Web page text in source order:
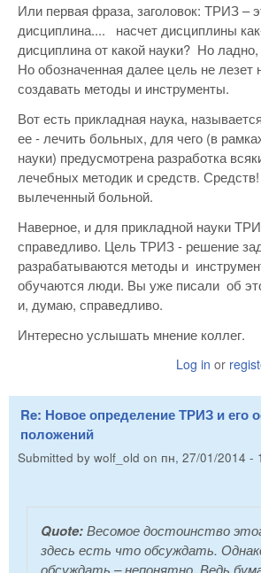
Или первая фраза, заголовок: ТРИЗ –
дисциплина.... насчет дисциплины
дисциплина от какой науки? Но
Но обозначенная далее цель не лезет
создавать методы и инструменты.
Вот есть прикладная наука,
ее - лечить больных, для чего (в
науки) предусмотрена разработка
лечебных методик и средств.
вылеченный больной.
Наверное, и для прикладной науки
справедливо. Цель ТРИЗ - решение
разрабатываются методы и
обучаются люди. Вы уже писали об
и, думаю, справедливо.
Интересно услышать мнение коллег.
Log in or
Re: Новое определение ТРИЗ и его
положений
Submitted by wolf_old on пн, 27/01/2014 -
Quote:Весомое достоинство
здесь есть что обсуждать.
обсуждать – непонятно. Ведь